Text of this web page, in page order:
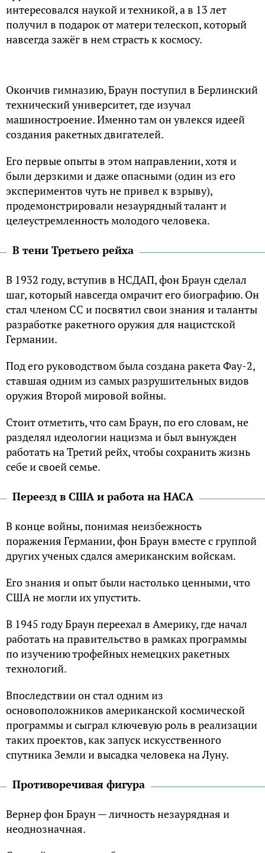
интересовался наукой и техникой, а в 13 лет
получил в подарок от матери телескоп, который
навсегда зажёг в нем страсть к космосу.
Окончив гимназию, Браун поступил в Берлинский
технический университет, где изучал
машиностроение. Именно там он увлекся идеей
создания ракетных двигателей.
Его первые опыты в этом направлении, хотя и
были дерзкими и даже опасными (один из его
экспериментов чуть не привел к взрыву),
продемонстрировали незаурядный талант и
целеустремленность молодого человека.
В тени Третьего рейха
В 1932 году, вступив в НСДАП, фон Браун сделал
шаг, который навсегда омрачит его биографию. Он
стал членом СС и посвятил свои знания и таланты
разработке ракетного оружия для нацистской
Германии.
Под его руководством была создана ракета Фау-2,
ставшая одним из самых разрушительных видов
оружия Второй мировой войны.
Стоит отметить, что сам Браун, по его словам, не
разделял идеологии нацизма и был вынужден
работать на Третий рейх, чтобы сохранить жизнь
себе и своей семье.
Переезд в США и работа на НАСА
В конце войны, понимая неизбежность
поражения Германии, фон Браун вместе с группой
других ученых сдался американским войскам.
Его знания и опыт были настолько ценными, что
США не могли их упустить.
В 1945 году Браун переехал в Америку, где начал
работать на правительство в рамках программы
по изучению трофейных немецких ракетных
технологий.
Впоследствии он стал одним из
основоположников американской космической
программы и сыграл ключевую роль в реализации
таких проектов, как запуск искусственного
спутника Земли и высадка человека на Луну.
Противоречивая фигура
Вернер фон Браун — личность незаурядная и
неоднозначная.